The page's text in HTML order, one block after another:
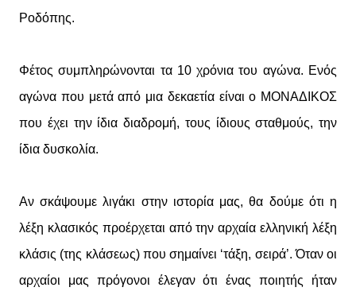
Ροδόπης.
Φέτος συμπληρώνονται τα 10 χρόνια του αγώνα. Ενός
αγώνα που μετά από μια δεκαετία είναι ο ΜΟΝΑΔΙΚΟΣ
που έχει την ίδια διαδρομή, τους ίδιους σταθμούς, την
ίδια δυσκολία.
Αν σκάψουμε λιγάκι στην ιστορία μας, θα δούμε ότι η
λέξη κλασικός προέρχεται από την αρχαία ελληνική λέξη
κλάσις (της κλάσεως) που σημαίνει ‘τάξη, σειρά’. Όταν οι
αρχαίοι μας πρόγονοι έλεγαν ότι ένας ποιητής ήταν